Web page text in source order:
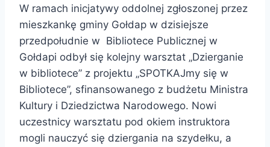
W ramach inicjatywy oddolnej zgłoszonej przez
mieszkankę gminy Gołdap w dzisiejsze
przedpołudnie w Bibliotece Publicznej w
Gołdapi odbył się kolejny warsztat „Dzierganie
w bibliotece” z projektu „SPOTKAJmy się w
Bibliotece”, sfinansowanego z budżetu Ministra
Kultury i Dziedzictwa Narodowego. Nowi
uczestnicy warsztatu pod okiem instruktora
mogli nauczyć się dziergania na szydełku, a